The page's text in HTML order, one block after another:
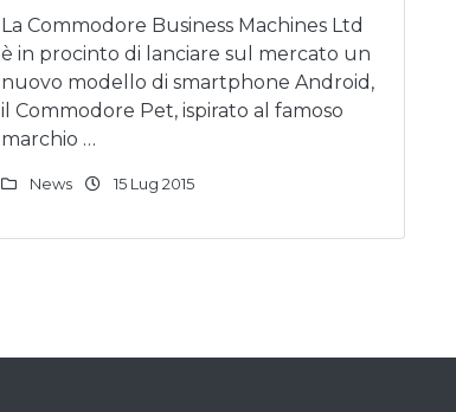
La Commodore Business Machines Ltd
è in procinto di lanciare sul mercato un
nuovo modello di smartphone Android,
il Commodore Pet, ispirato al famoso
marchio …
News 15 Lug 2015